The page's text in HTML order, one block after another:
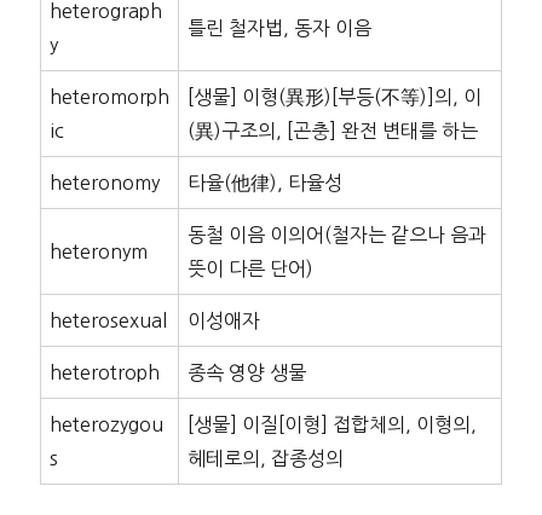
heterograph
y
틀린 철자법, 동자 이음
heteromorph
ic
[생물] 이형(異形)[부등(不等)]의, 이
(異)구조의, [곤충] 완전 변태를 하는
heteronomy 타율(他律), 타율성
heteronym
동철 이음 이의어(철자는 같으나 음과
뜻이 다른 단어)
heterosexual 이성애자
heterotroph 종속 영양 생물
heterozygou
s
[생물] 이질[이형] 접합체의, 이형의,
헤테로의, 잡종성의